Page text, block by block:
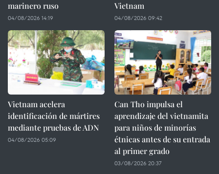
marinero ruso
04/08/2026 14:19
Vietnam
04/08/2026 09:42
Vietnam acelera
identificación de mártires
mediante pruebas de ADN
04/08/2026 05:09
Can Tho impulsa el
aprendizaje del vietnamita
para niños de minorías
étnicas antes de su entrada
al primer grado
03/08/2026 20:37